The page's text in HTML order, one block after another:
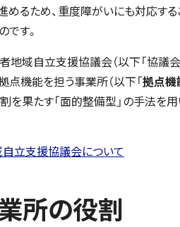
めるため、重度障がいにも対応す
です。
地域自立支援協議会（以下「協議
点機能を担う事業所（以下「拠点機
果たす「面的整備型」の手法を用
立支援協議会について
所の役割